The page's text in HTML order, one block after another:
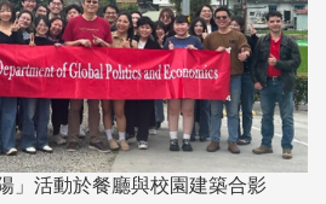
」活動於餐廳與校園建築合影